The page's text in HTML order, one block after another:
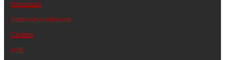
Impressum
Datenschutzerklärung
Cookies
AGB